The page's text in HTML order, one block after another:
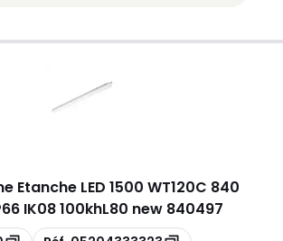
Etanche LED 1500 WT120C 840
IK08 100khL80 new 840497
Copie